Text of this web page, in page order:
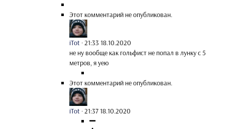
Этот комментарий не опубликован.
iTot ·21:33 18.10.2020
не ну вообще как гольфист не попал в лунку с 5
метров, я уею
Этот комментарий не опубликован.
iTot ·21:37 18.10.2020